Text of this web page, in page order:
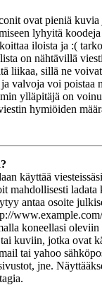
ovat pieniä kuvia
lyhyitä
iloista ja :(
on nähtävillä
liikaa, sillä ne
valvoja voi poistaa
ylläpitäjä on
hymiöiden
käyttää
mahdollisesti
antaa osoite
koneellasi
kuviin, jotka ovat
tai yahoo
jne.